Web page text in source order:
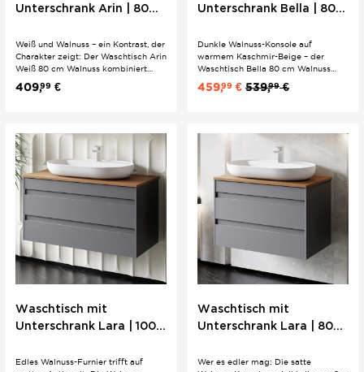
Unterschrank Arin | 80
Walnuss
Weiß und Walnuss – ein Kontrast, der
Charakter zeigt: Der Waschtisch Arin
Weiß 80 cm Walnuss kombiniert
Walnuss-Waschtischkonsole. Ovales
409,99 €
Unterschrank Bella | 80
Boho Stil Riffeloptik
Dunkle Walnuss-Konsole auf
warmem Kaschmir-Beige – der
Waschtisch Bella 80 cm Walnuss
trotzdem harmonisch. Feine
459,99 € 539,99€
Waschtisch mit
Unterschrank Lara | 100
Minimalistisches Design
Edles Walnuss-Furnier trifft auf
Waschtisch mit
Unterschrank Lara | 80
Minimalistisches Design
Wer es edler mag: Die satte